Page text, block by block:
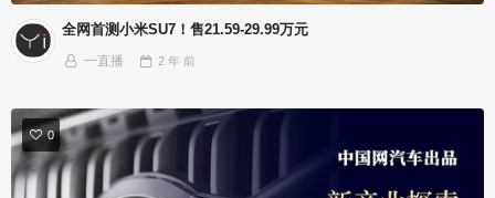
全网首测小米SU7！售21.59-29.99万元
一直播 2 年 前
0